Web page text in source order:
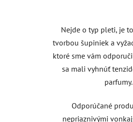
Nejde o typ pleti, je
tvorbou šupiniek a
ktoré sme vám
sa mali vyhnúť
Odporúčané
nepriaznivými